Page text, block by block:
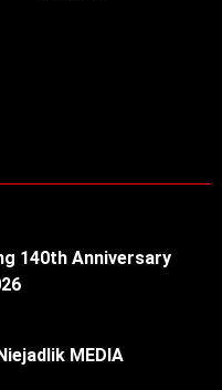
140th Anniversary
MEDIA